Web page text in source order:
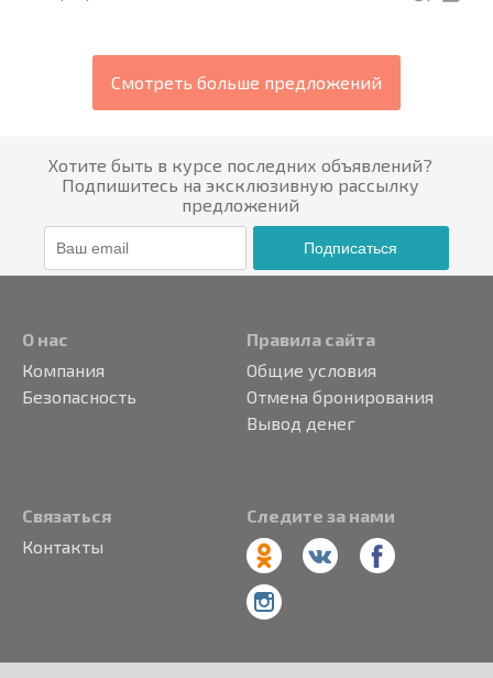
Смотреть больше предложений
Хотите быть в курсе последних объявлений?
Подпишитесь на эксклюзивную рассылку
предложений
Подписаться
О нас
Компания
Безопасность
Правила сайта
Общие условия
Отмена бронирования
Вывод денег
Связаться
Контакты
Следите за нами